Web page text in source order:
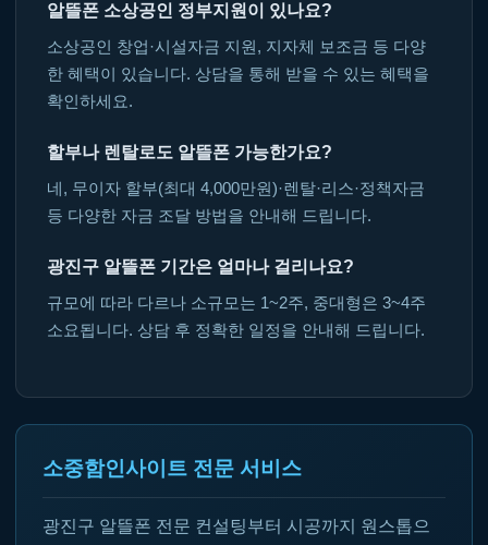
알뜰폰 소상공인 정부지원이 있나요?
소상공인 창업·시설자금 지원, 지자체 보조금 등 다양
한 혜택이 있습니다. 상담을 통해 받을 수 있는 혜택을
확인하세요.
할부나 렌탈로도 알뜰폰 가능한가요?
네, 무이자 할부(최대 4,000만원)·렌탈·리스·정책자금
등 다양한 자금 조달 방법을 안내해 드립니다.
광진구 알뜰폰 기간은 얼마나 걸리나요?
규모에 따라 다르나 소규모는 1~2주, 중대형은 3~4주
소요됩니다. 상담 후 정확한 일정을 안내해 드립니다.
소중함인사이트 전문 서비스
광진구 알뜰폰 전문 컨설팅부터 시공까지 원스톱으